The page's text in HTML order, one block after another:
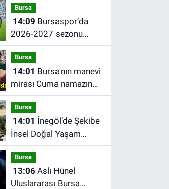
Bursa
14:09
2026-2027 sezonu
forma numaraları belli
oldu
Bursa
14:01
mirası Cuma namazında
doldu taştı
Bursa
14:01
İnsel Doğal Yaşam
Çiftliği atlı binicilik
merkezine dönüşüyor
Bursa
13:06Aslı Hünel
Uluslararası Bursa